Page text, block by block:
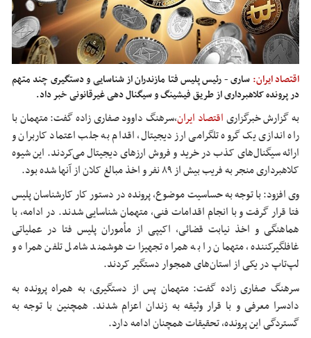
اقتصاد ایران: ساری - رئیس پلیس فتا مازندران‌ از شناسایی و دستگیری چند متهم
در پرونده کلاهبرداری از طریق فیشینگ و سیگنال دهی غیرقانونی خبر داد.
به گزارش خبرگزاریاقتصاد ایران،سرهنگ داوود صفاری زاده گفت: متهمان با
راه اندازی یک گروه تلگرامی ارز دیجیتال، اقدام به جلب اعتماد کاربران و
ارائه سیگنال‌های کذب در خرید و فروش ارزهای دیجیتال می‌کردند. این شیوه
کلاهبرداری منجر به فریب بیش از ۸۹ نفر و اخذ مبالغ کلان از آنها شده بود.
وی افزود: با توجه به حساسیت موضوع، پرونده در دستور کار کارشناسان پلیس
فتا قرار گرفت و با انجام اقدامات فنی، متهمان شناسایی شدند. در ادامه، با
هماهنگی و اخذ نیابت قضائی، اکیپی از مأموران پلیس فتا در عملیاتی
غافلگیرکننده، متهمان را به همراه تجهیزات هوشمند شامل تلفن همراه و
لپ‌تاپ در یکی از استان‌های همجوار دستگیر کردند.
سرهنگ صفاری زاده گفت: متهمان پس از دستگیری، به همراه پرونده به
دادسرا معرفی و با قرار وثیقه به زندان اعزام شدند. همچنین با توجه به
گستردگی این پرونده، تحقیقات همچنان ادامه دارد.